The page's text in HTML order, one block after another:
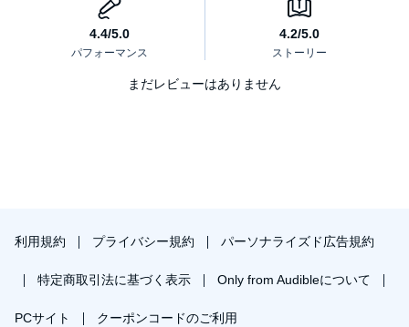
まだレビューはありません
利用規約 プライバシー規約 パーソナライズド広告規約
特定商取引法に基づく表示 Only from Audibleについて
PCサイト クーポンコードのご利用